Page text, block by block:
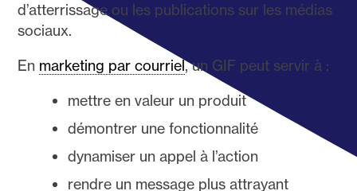
d’atterrissage ou les publications sur les médias
sociaux.
En marketing par courriel, un GIF peut servir à :
mettre en valeur un produit
démontrer une fonctionnalité
dynamiser un appel à l’action
rendre un message plus attrayant